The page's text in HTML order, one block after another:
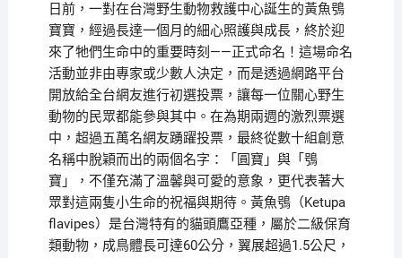
日前，一對在台灣野生動物救護中心誕生的黃魚鴞
寶寶，經過長達一個月的細心照護與成長，終於迎
來了牠們生命中的重要時刻——正式命名！這場命名
活動並非由專家或少數人決定，而是透過網路平台
開放給全台網友進行初選投票，讓每一位關心野生
動物的民眾都能參與其中。在為期兩週的激烈票選
中，超過五萬名網友踴躍投票，最終從數十組創意
名稱中脫穎而出的兩個名字：「圓寶」與「鴞
寶」，不僅充滿了溫馨與可愛的意象，更代表著大
眾對這兩隻小生命的祝福與期待。黃魚鴞（Ketupa
flavipes）是台灣特有的貓頭鷹亞種，屬於二級保育
類動物，成鳥體長可達60公分，翼展超過1.5公尺，